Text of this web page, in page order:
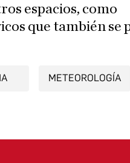
espacios, como
que también se
METEOROLOGÍA